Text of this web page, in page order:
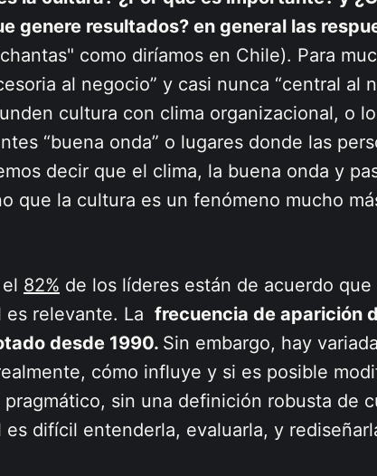
genere resultados? en general las
como diríamos en Chile). Para
al negocio” y casi nunca “central al
cultura con clima organizacional, o
“buena onda” o lugares donde las
decir que el clima, la buena onda y
que la cultura es un fenómeno mucho
82% de los líderes están de acuerdo que
es relevante. La frecuencia de aparición
desde 1990. Sin embargo, hay
cómo influye y si es posible
sin una definición robusta de
es difícil entenderla, evaluarla, y